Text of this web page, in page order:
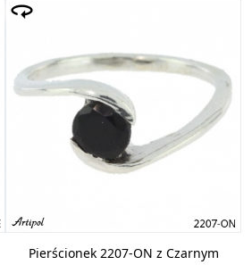
Pierścionek 2207-ON z Czarnym